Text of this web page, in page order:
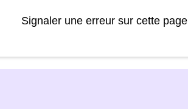
Signaler une erreur sur cette page